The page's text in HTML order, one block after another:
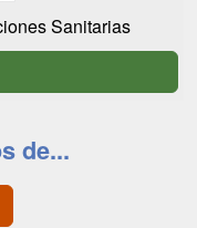
Sanitarias
de...